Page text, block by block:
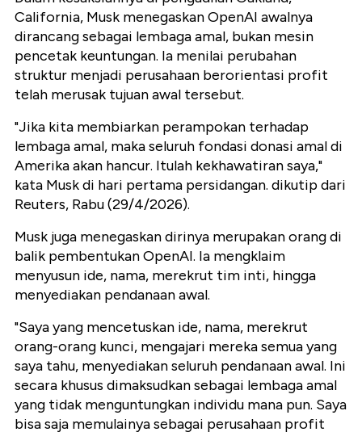
California, Musk menegaskan OpenAI awalnya
dirancang sebagai lembaga amal, bukan mesin
pencetak keuntungan. Ia menilai perubahan
struktur menjadi perusahaan berorientasi profit
telah merusak tujuan awal tersebut.
"Jika kita membiarkan perampokan terhadap
lembaga amal, maka seluruh fondasi donasi amal di
Amerika akan hancur. Itulah kekhawatiran saya,"
kata Musk di hari pertama persidangan. dikutip dari
Reuters, Rabu (29/4/2026).
Musk juga menegaskan dirinya merupakan orang di
balik pembentukan OpenAI. Ia mengklaim
menyusun ide, nama, merekrut tim inti, hingga
menyediakan pendanaan awal.
"Saya yang mencetuskan ide, nama, merekrut
orang-orang kunci, mengajari mereka semua yang
saya tahu, menyediakan seluruh pendanaan awal. Ini
secara khusus dimaksudkan sebagai lembaga amal
yang tidak menguntungkan individu mana pun. Saya
bisa saja memulainya sebagai perusahaan profit